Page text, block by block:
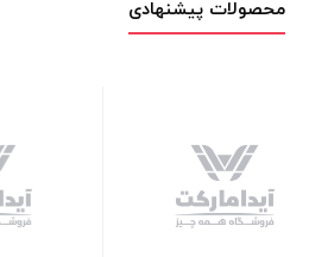
محصولات پیشنهادی